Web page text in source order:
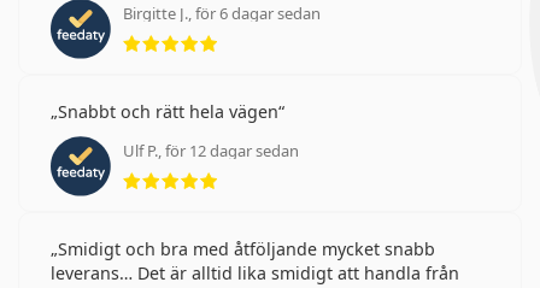
Birgitte J., för 6 dagar sedan
Betyg 5 av 5
Snabbt och rätt hela vägen
Ulf P., för 12 dagar sedan
Betyg 5 av 5
Smidigt och bra med åtföljande mycket snabb
leverans… Det är alltid lika smidigt att handla från